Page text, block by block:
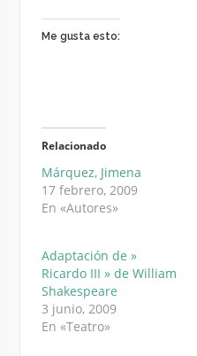
Me gusta esto:
Relacionado
Márquez, Jimena
17 febrero, 2009
En «Autores»
Adaptación de »
Ricardo III » de William
Shakespeare
3 junio, 2009
En «Teatro»